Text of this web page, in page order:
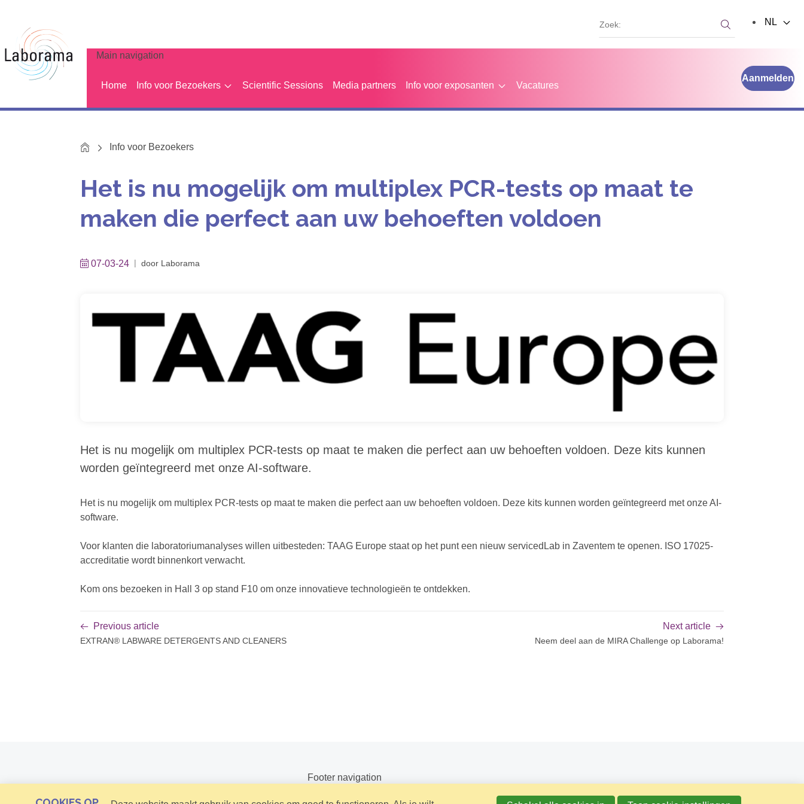
Main navigation
Home Info voor Bezoekers Scientific Sessions Media partners Info voor exposanten Vacatures
Aanmelden
Zoek:
NL
HomeInfo voor Bezoekers
Het is nu mogelijk om multiplex PCR-tests op maat te
maken die perfect aan uw behoeften voldoen
07-03-24 door Laborama
Het is nu mogelijk om multiplex PCR-tests op maat te maken die perfect aan uw behoeften voldoen. Deze kits kunnen
worden geïntegreerd met onze AI-software.
Het is nu mogelijk om multiplex PCR-tests op maat te maken die perfect aan uw behoeften voldoen. Deze kits kunnen worden geïntegreerd met onze AI-
software.
Voor klanten die laboratoriumanalyses willen uitbesteden: TAAG Europe staat op het punt een nieuw servicedLab in Zaventem te openen. ISO 17025-
accreditatie wordt binnenkort verwacht.
Kom ons bezoeken in Hall 3 op stand F10 om onze innovatieve technologieën te ontdekken.
Previous article
EXTRAN® LABWARE DETERGENTS AND CLEANERS
Next article
Neem deel aan de MIRA Challenge op Laborama!
Footer navigation